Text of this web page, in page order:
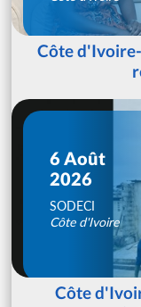
Côte
6 Août
2026
SODECI
Côte d'Ivoire
Côte